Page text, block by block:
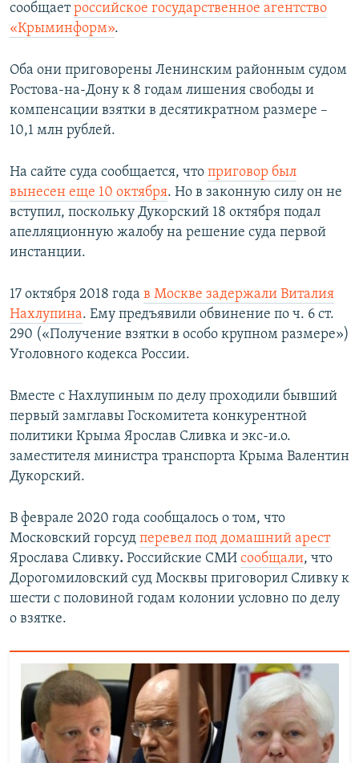
сообщаетроссийское государственное агентство
«Крыминформ».
Оба они приговорены Ленинским районным судом
Ростова-на-Дону к 8 годам лишения свободы и
компенсации взятки в десятикратном размере –
10,1 млн рублей.
На сайте суда сообщается, что приговор был
вынесен еще 10 октября. Но в законную силу он не
вступил, поскольку Дукорский 18 октября подал
апелляционную жалобу на решение суда первой
инстанции.
17 октября 2018 года в Москве задержали Виталия
Нахлупина.​ Ему предъявили обвинение по ч. 6 ст.
290 («Получение взятки в особо крупном размере»)
Уголовного кодекса России.
Вместе с Нахлупиным по делу проходили бывший
первый замглавы Госкомитета конкурентной
политики Крыма Ярослав Сливка и экс-и.о.
заместителя министра транспорта Крыма Валентин
Дукорский.
В феврале 2020 года сообщалось о том, что
Московский горсуд перевел под домашний арест
Ярослава Сливку. Российские СМИ сообщали, что
Дорогомиловский суд Москвы приговорил Сливку к
шести с половиной годам колонии условно по делу
о взятке.